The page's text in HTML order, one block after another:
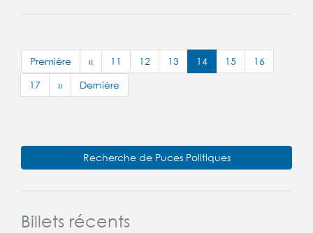
Première « 11 12 13 14 15
16
17
» Dernière
Recherche de Puces Politiques
Billets récents